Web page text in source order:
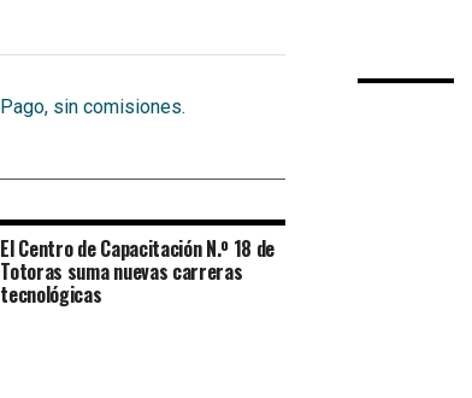
El Centro de Capacitación N.º 18 de
Totoras suma nuevas carreras
tecnológicas